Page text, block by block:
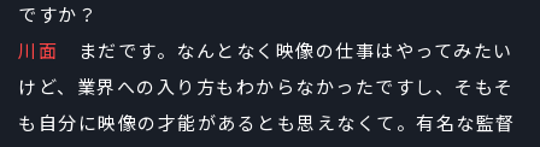
ですか？
川面 まだです。なんとなく映像の仕事はやってみたい
けど、業界への入り方もわからなかったですし、そもそ
も自分に映像の才能があるとも思えなくて。有名な監督